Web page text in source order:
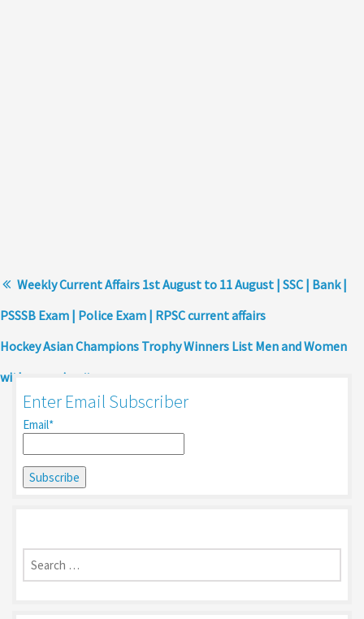
Weekly Current Affairs 1st August to 11 August | SSC | Bank |
PSSSB Exam | Police Exam | RPSC current affairs
Hockey Asian Champions Trophy Winners List Men and Women
with year wise
Enter Email Subscriber
Email*
Search
for: